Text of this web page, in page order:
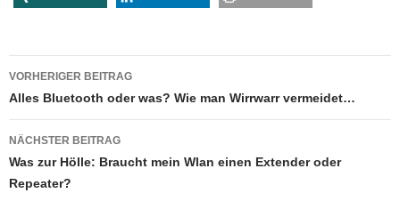
Beitragsnavigation
VORHERIGER BEITRAG
Alles Bluetooth oder was? Wie man Wirrwarr vermeidet…
NÄCHSTER BEITRAG
Was zur Hölle: Braucht mein Wlan einen Extender oder
Repeater?